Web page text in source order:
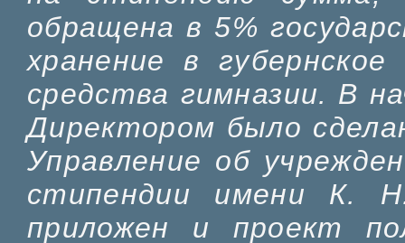
обращена в 5%
хранение в
средства гимназии. В
Директором было
Управление об
стипендии имени К.
приложен и проект